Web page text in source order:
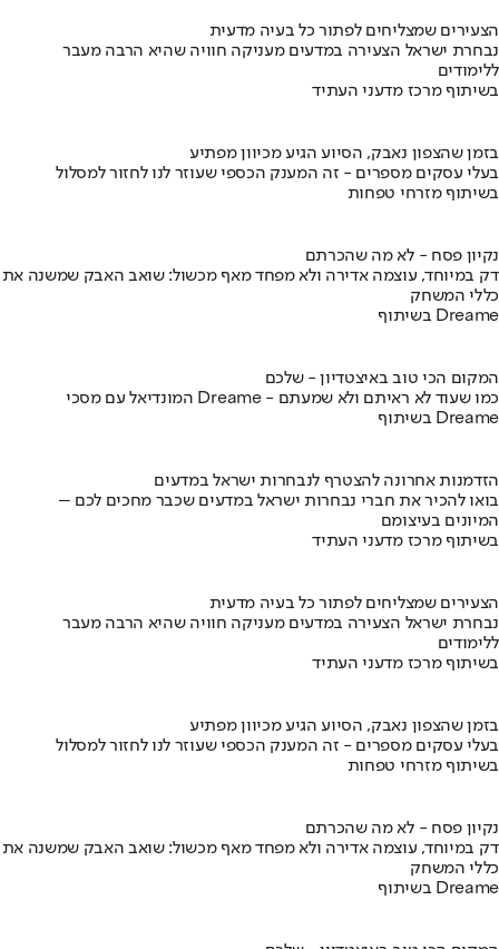
הצעירים שמצליחים לפתור כל בעיה מדעית
נבחרת ישראל הצעירה במדעים מעניקה חוויה שהיא הרבה מעבר
ללימודים
בשיתוף מרכז מדעני העתיד
בזמן שהצפון נאבק, הסיוע הגיע מכיוון מפתיע
בעלי עסקים מספרים - זה המענק הכספי שעוזר לנו לחזור למסלול
בשיתוף מזרחי טפחות
נקיון פסח - לא מה שהכרתם
דק במיוחד, עוצמה אדירה ולא מפחד מאף מכשול: שואב האבק שמשנה את
כללי המשחק
בשיתוף Dreame
המקום הכי טוב באיצטדיון - שלכם
המונדיאל עם מסכי Dreame - כמו שעוד לא ראיתם ולא שמעתם
בשיתוף Dreame
הזדמנות אחרונה להצטרף לנבחרות ישראל במדעים
בואו להכיר את חברי נבחרות ישראל במדעים שכבר מחכים לכם –
המיונים בעיצומם
בשיתוף מרכז מדעני העתיד
הצעירים שמצליחים לפתור כל בעיה מדעית
נבחרת ישראל הצעירה במדעים מעניקה חוויה שהיא הרבה מעבר
ללימודים
בשיתוף מרכז מדעני העתיד
בזמן שהצפון נאבק, הסיוע הגיע מכיוון מפתיע
בעלי עסקים מספרים - זה המענק הכספי שעוזר לנו לחזור למסלול
בשיתוף מזרחי טפחות
נקיון פסח - לא מה שהכרתם
דק במיוחד, עוצמה אדירה ולא מפחד מאף מכשול: שואב האבק שמשנה את
כללי המשחק
בשיתוף Dreame